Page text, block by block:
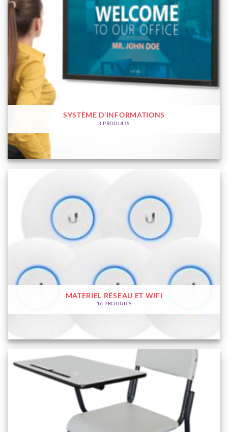
SYSTÈME D'INFORMATIONS
3 PRODUITS
MATERIEL RÉSEAU ET WIFI
16 PRODUITS